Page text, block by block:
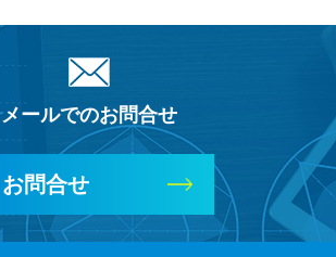
メールでのお問合せ
お問合せ